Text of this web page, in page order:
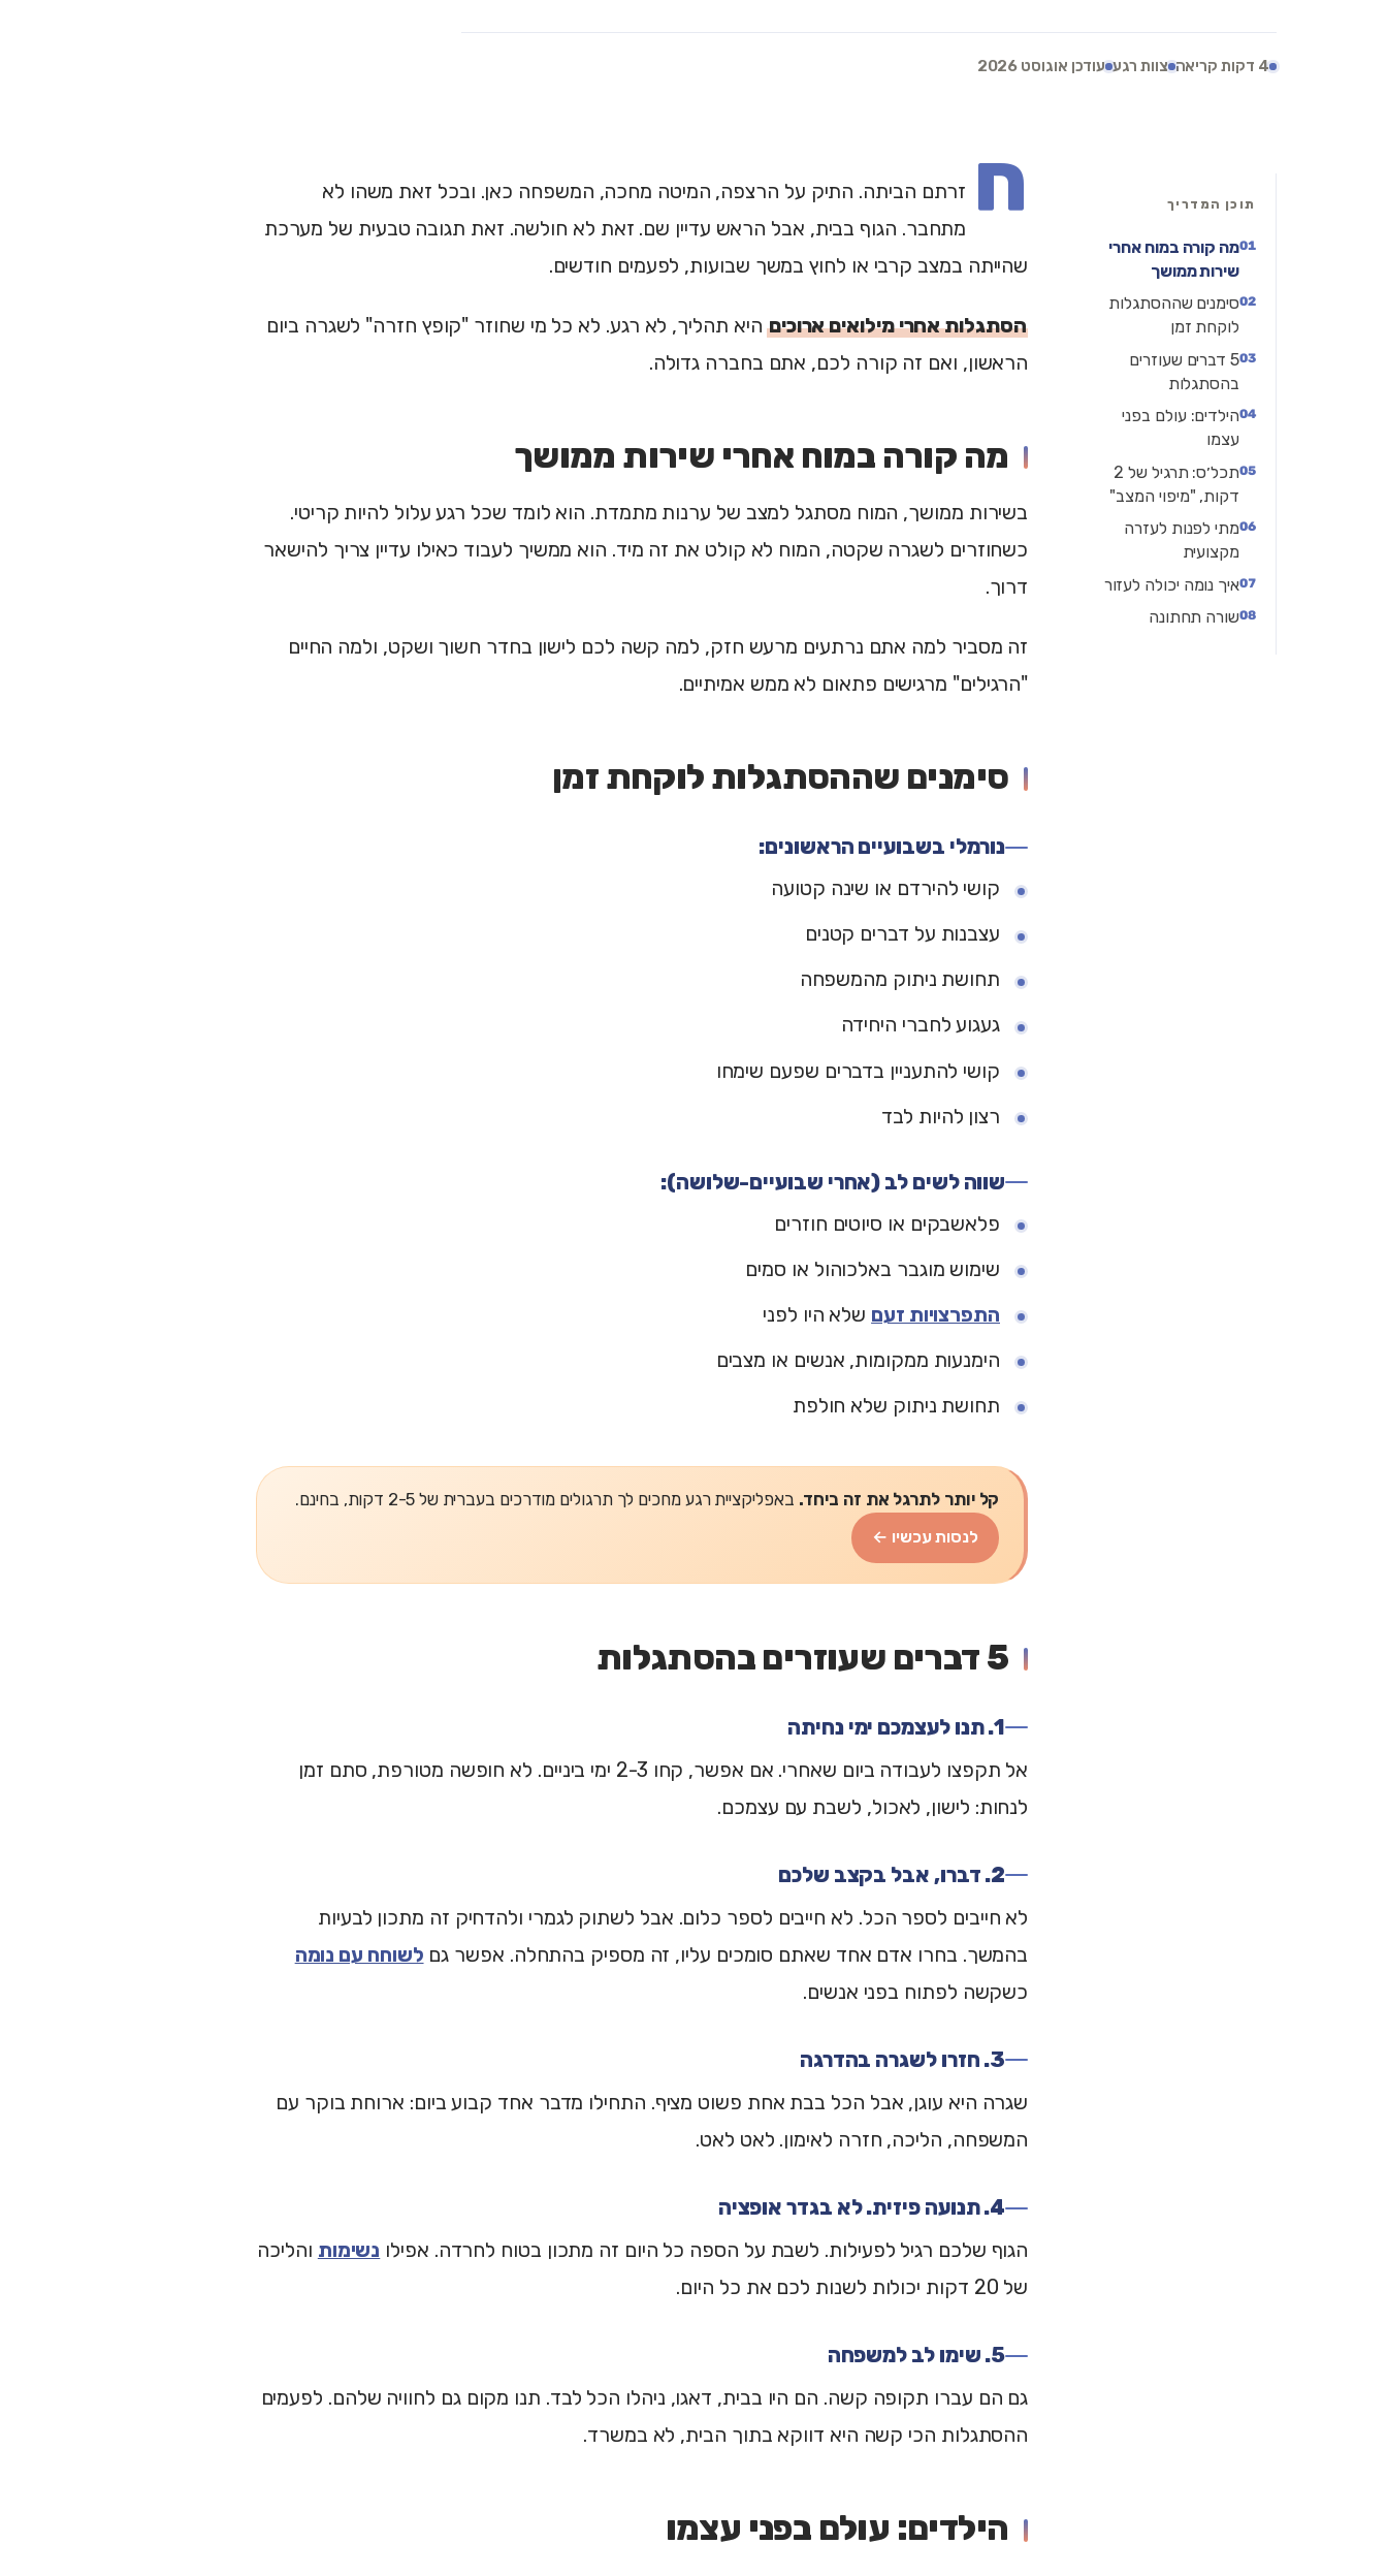
4 דקות קריאה צוות רגע עודכן אוגוסט 2026
תוכן המדריך
מה קורה במוח אחרי
שירות ממושך
סימנים שההסתגלות
לוקחת זמן
5 דברים שעוזרים
בהסתגלות
הילדים: עולם בפני
עצמו
תכל׳ס: תרגיל של 2
דקות, "מיפוי המצב"
מתי לפנות לעזרה
מקצועית
איך נומה יכולה לעזור
שורה תחתונה
ח זרתם הביתה. התיק על הרצפה, המיטה מחכה, המשפחה כאן. ובכל זאת משהו לא
מתחבר. הגוף בבית, אבל הראש עדיין שם. זאת לא חולשה. זאת תגובה טבעית של מערכת
שהייתה במצב קרבי או לחוץ במשך שבועות, לפעמים חודשים.
הסתגלות אחרי מילואים ארוכיםהיא תהליך, לא רגע. לא כל מי שחוזר "קופץ חזרה" לשגרה ביום
הראשון, ואם זה קורה לכם, אתם בחברה גדולה.
מה קורה במוח אחרי שירות ממושך
בשירות ממושך, המוח מסתגל למצב של ערנות מתמדת. הוא לומד שכל רגע עלול להיות קריטי.
כשחוזרים לשגרה שקטה, המוח לא קולט את זה מיד. הוא ממשיך לעבוד כאילו עדיין צריך להישאר
דרוך.
זה מסביר למה אתם נרתעים מרעש חזק, למה קשה לכם לישון בחדר חשוך ושקט, ולמה החיים
"הרגילים" מרגישים פתאום לא ממש אמיתיים.
סימנים שההסתגלות לוקחת זמן
נורמלי בשבועיים הראשונים:
קושי להירדם או שינה קטועה
עצבנות על דברים קטנים
תחושת ניתוק מהמשפחה
געגוע לחברי היחידה
קושי להתעניין בדברים שפעם שימחו
רצון להיות לבד
שווה לשים לב (אחרי שבועיים-שלושה):
פלאשבקים או סיוטים חוזרים
שימוש מוגבר באלכוהול או סמים
התפרצויות זעם שלא היו לפני
הימנעות ממקומות, אנשים או מצבים
תחושת ניתוק שלא חולפת
קל יותר לתרגל את זה ביחד. באפליקציית רגע מחכים לך תרגולים מודרכים בעברית של 2-5 דקות, בחינם.
לנסות עכשיו ←
5 דברים שעוזרים בהסתגלות
1. תנו לעצמכם ימי נחיתה
אל תקפצו לעבודה ביום שאחרי. אם אפשר, קחו 2-3 ימי ביניים. לא חופשה מטורפת, סתם זמן
לנחות: לישון, לאכול, לשבת עם עצמכם.
2. דברו, אבל בקצב שלכם
לא חייבים לספר הכל. לא חייבים לספר כלום. אבל לשתוק לגמרי ולהדחיק זה מתכון לבעיות
בהמשך. בחרו אדם אחד שאתם סומכים עליו, זה מספיק בהתחלה. אפשר גם לשוחח עם נומה
כשקשה לפתוח בפני אנשים.
3. חזרו לשגרה בהדרגה
שגרה היא עוגן, אבל הכל בבת אחת פשוט מציף. התחילו מדבר אחד קבוע ביום: ארוחת בוקר עם
המשפחה, הליכה, חזרה לאימון. לאט לאט.
4. תנועה פיזית. לא בגדר אופציה
הגוף שלכם רגיל לפעילות. לשבת על הספה כל היום זה מתכון בטוח לחרדה. אפילו נשימות והליכה
של 20 דקות יכולות לשנות לכם את כל היום.
5. שימו לב למשפחה
גם הם עברו תקופה קשה. הם היו בבית, דאגו, ניהלו הכל לבד. תנו מקום גם לחוויה שלהם. לפעמים
ההסתגלות הכי קשה היא דווקא בתוך הבית, לא במשרד.
הילדים: עולם בפני עצמו